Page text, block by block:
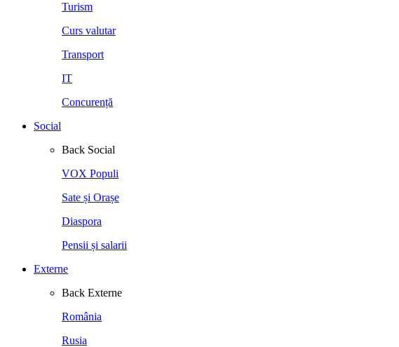
Turism
Curs valutar
Transport
IT
Concurență
Social
Back Social
VOX Populi
Sate și Orașe
Diaspora
Pensii și salarii
Externe
Back Externe
România
Rusia